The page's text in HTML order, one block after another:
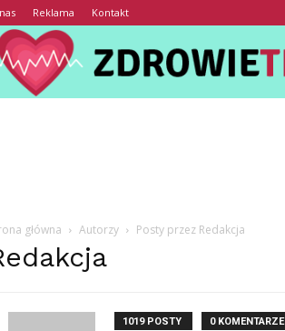
Reklama Kontakt
główna Autorzy Posty przez Redakcja
1019 POSTY 0 KOMENTARZE